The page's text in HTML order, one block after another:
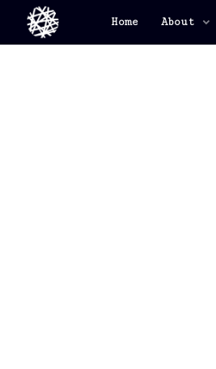
Home About